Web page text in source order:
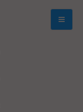
Mobil